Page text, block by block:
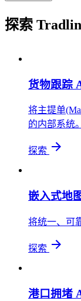
探索
货物跟踪
将主提单
的内部系统。
探索
嵌入式地
将统一、可
探索
港口拥堵